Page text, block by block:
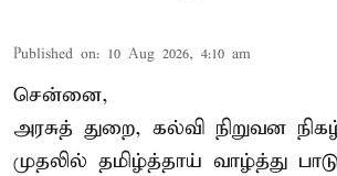
Published on: 10 Aug 2026, 4:10 am
சென்னை,
அரசுத் துறை, கல்வி நிறுவன
முதலில் தமிழ்த்தாய் வாழ்த்து